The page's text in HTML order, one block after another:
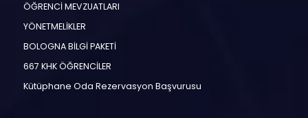
ÖĞRENCİ MEVZUATLARI
YÖNETMELİKLER
BOLOGNA BİLGİ PAKETİ
667 KHK ÖĞRENCİLER
Kütüphane Oda Rezervasyon Başvurusu